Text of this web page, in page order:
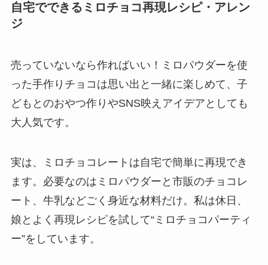
自宅でできるミロチョコ再現レシピ・アレン
ジ
売っていないなら作ればいい！ミロパウダーを使
った手作りチョコは思い出と一緒に楽しめて、子
どもとのおやつ作りやSNS映えアイデアとしても
大人気です。
実は、ミロチョコレートは自宅で簡単に再現でき
ます。必要なのはミロパウダーと市販のチョコレ
ート、牛乳などごく身近な材料だけ。私は休日、
娘とよく再現レシピを試して“ミロチョコパーティ
ー”をしています。